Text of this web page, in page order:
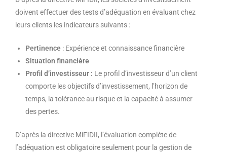
doivent effectuer des tests d’adéquation en évaluant chez
leurs clients les indicateurs suivants :
Pertinence : Expérience et connaissance financière
Situation financière
Profil d’investisseur : Le profil d’investisseur d’un client
comporte les objectifs d’investissement, l’horizon de
temps, la tolérance au risque et la capacité à assumer
des pertes.
D’après la directive MiFIDII, l’évaluation complète de
l’adéquation est obligatoire seulement pour la gestion de